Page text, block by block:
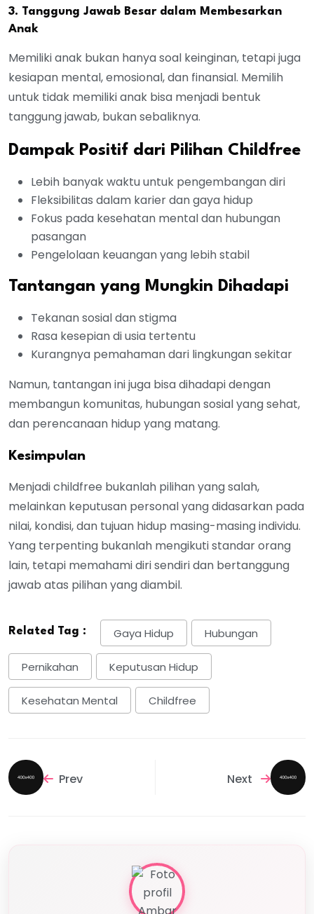
3. Tanggung Jawab Besar dalam Membesarkan
Anak
Memiliki anak bukan hanya soal keinginan, tetapi juga
kesiapan mental, emosional, dan finansial. Memilih
untuk tidak memiliki anak bisa menjadi bentuk
tanggung jawab, bukan sebaliknya.
Dampak Positif dari Pilihan Childfree
Lebih banyak waktu untuk pengembangan diri
Fleksibilitas dalam karier dan gaya hidup
Fokus pada kesehatan mental dan hubungan
pasangan
Pengelolaan keuangan yang lebih stabil
Tantangan yang Mungkin Dihadapi
Tekanan sosial dan stigma
Rasa kesepian di usia tertentu
Kurangnya pemahaman dari lingkungan sekitar
Namun, tantangan ini juga bisa dihadapi dengan
membangun komunitas, hubungan sosial yang sehat,
dan perencanaan hidup yang matang.
Kesimpulan
Menjadi childfree bukanlah pilihan yang salah,
melainkan keputusan personal yang didasarkan pada
nilai, kondisi, dan tujuan hidup masing-masing individu.
Yang terpenting bukanlah mengikuti standar orang
lain, tetapi memahami diri sendiri dan bertanggung
jawab atas pilihan yang diambil.
Related Tag : Gaya Hidup Hubungan
Pernikahan Keputusan Hidup
Kesehatan Mental Childfree
Prev Next